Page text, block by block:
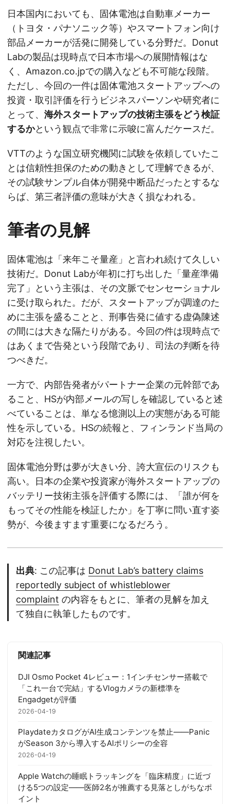
日本国内においても、固体電池は自動車メーカー
（トヨタ・パナソニック等）やスマートフォン向け
部品メーカーが活発に開発している分野だ。Donut
Labの製品は現時点で日本市場への展開情報はな
く、Amazon.co.jpでの購入なども不可能な段階。
ただし、今回の一件は固体電池スタートアップへの
投資・取引評価を行うビジネスパーソンや研究者に
とって、 海外スタートアップの技術主張をどう検証
するかという観点で非常に示唆に富んだケースだ。
VTTのような国立研究機関に試験を依頼していたこ
とは信頼性担保のための動きとして理解できるが、
その試験サンプル自体が開発中断品だったとするな
らば、第三者評価の意味が大きく損なわれる。
筆者の見解
固体電池は「来年こそ量産」と言われ続けて久しい
技術だ。Donut Labが年初に打ち出した「量産準備
完了」という主張は、その文脈でセンセーショナル
に受け取られた。だが、スタートアップが調達のた
めに主張を盛ることと、刑事告発に値する虚偽陳述
の間には大きな隔たりがある。今回の件は現時点で
はあくまで告発という段階であり、司法の判断を待
つべきだ。
一方で、内部告発者がパートナー企業の元幹部であ
ること、HSが内部メールの写しを確認していると述
べていることは、単なる憶測以上の実態がある可能
性を示している。HSの続報と、フィンランド当局の
対応を注視したい。
固体電池分野は夢が大きい分、誇大宣伝のリスクも
高い。日本の企業や投資家が海外スタートアップの
バッテリー技術主張を評価する際には、「誰が何を
もってその性能を検証したか」を丁寧に問い直す姿
勢が、今後ますます重要になるだろう。
出典: この記事は Donut Lab’s battery claims
reportedly subject of whistleblower
complaint の内容をもとに、筆者の見解を加え
て独自に執筆したものです。
関連記事
DJI Osmo Pocket 4レビュー：1インチセンサー搭載で
「これ一台で完結」するVlogカメラの新標準を
Engadgetが評価
2026-04-19
PlaydateカタログがAI生成コンテンツを禁止——Panic
がSeason 3から導入するAIポリシーの全容
2026-04-19
Apple Watchの睡眠トラッキングを「臨床精度」に近づ
ける5つの設定——医師2名が推薦する見落としがちなポ
イント